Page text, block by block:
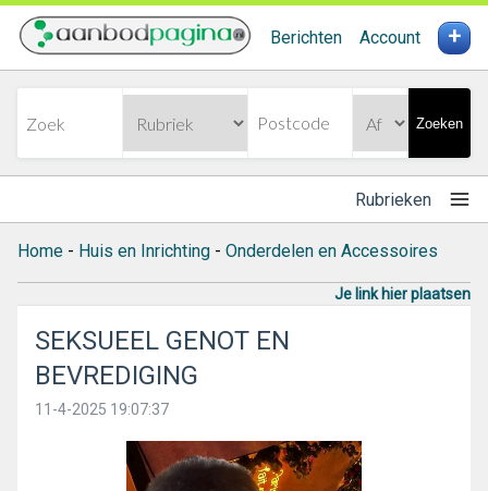
Berichten Account +
Zoeken
Rubrieken
Home - Huis en Inrichting - Onderdelen en Accessoires
Je link hier plaatsen
SEKSUEEL GENOT EN
BEVREDIGING
11-4-2025 19:07:37